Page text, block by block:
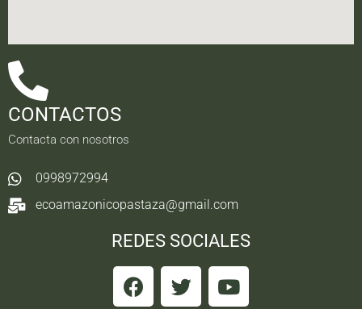
CONTACTOS
Contacta con nosotros
0998972994
ecoamazonicopastaza@gmail.com
REDES SOCIALES